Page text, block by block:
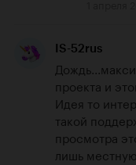
IS-52rus
проекта и
Идея то
такой
просмотра
лишь